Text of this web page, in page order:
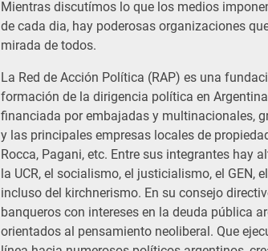
Mientras discutímos lo que los medios
de cada dia, hay poderosas organizaciones
mirada de todos.
La Red de Acción Política (RAP) es una
formación de la dirigencia política en
financiada por embajadas y multinacionales,
y las principales empresas locales de
Rocca, Pagani, etc. Entre sus integrantes hay
la UCR, el socialismo, el justicialismo, el GEN,
incluso del kirchnerismo. En su consejo
banqueros con intereses en la deuda pública
orientados al pensamiento neoliberal. Que